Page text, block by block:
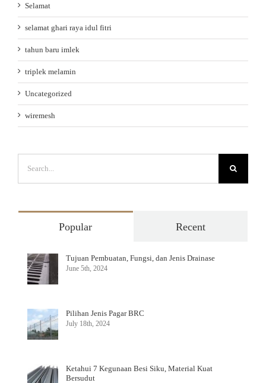
Selamat
selamat ghari raya idul fitri
tahun baru imlek
triplek melamin
Uncategorized
wiremesh
for:
Popular Recent
Tujuan Pembuatan, Fungsi, dan Jenis Drainase
June 5th, 2024
Pilihan Jenis Pagar BRC
July 18th, 2024
Ketahui 7 Kegunaan Besi Siku, Material Kuat
Bersudut